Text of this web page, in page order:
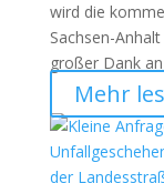
wird die
Sachsen-
großer Dank
Mehr